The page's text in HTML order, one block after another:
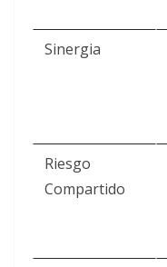
Sinergia
Riesgo
Compartido